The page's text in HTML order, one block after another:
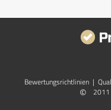
Bewertungs­richtlinien |
©
2011